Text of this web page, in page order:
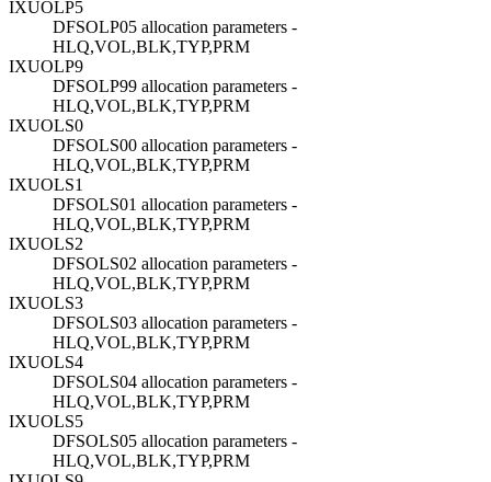
IXUOLP5
DFSOLP05 allocation parameters -
HLQ,VOL,BLK,TYP,PRM
IXUOLP9
DFSOLP99 allocation parameters -
HLQ,VOL,BLK,TYP,PRM
IXUOLS0
DFSOLS00 allocation parameters -
HLQ,VOL,BLK,TYP,PRM
IXUOLS1
DFSOLS01 allocation parameters -
HLQ,VOL,BLK,TYP,PRM
IXUOLS2
DFSOLS02 allocation parameters -
HLQ,VOL,BLK,TYP,PRM
IXUOLS3
DFSOLS03 allocation parameters -
HLQ,VOL,BLK,TYP,PRM
IXUOLS4
DFSOLS04 allocation parameters -
HLQ,VOL,BLK,TYP,PRM
IXUOLS5
DFSOLS05 allocation parameters -
HLQ,VOL,BLK,TYP,PRM